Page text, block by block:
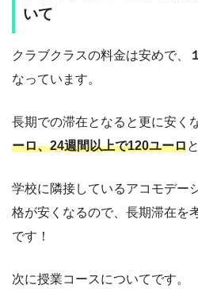
いて
クラブクラスの料金は安めで、
なっています。
長期での滞在となると更に安く
ーロ、24週間以上で120ユーロ
学校に隣接しているアコモデー
格が安くなるので、長期滞在を
です！
次に授業コースについてです。